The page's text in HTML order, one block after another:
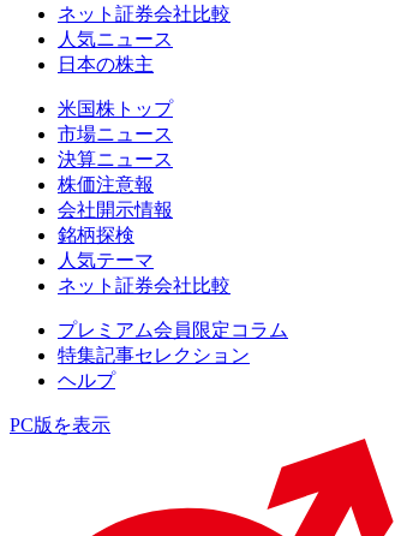
ネット証券会社比較
人気ニュース
日本の株主
米国株トップ
市場ニュース
決算ニュース
株価注意報
会社開示情報
銘柄探検
人気テーマ
ネット証券会社比較
プレミアム会員限定コラム
特集記事セレクション
ヘルプ
PC版を表示